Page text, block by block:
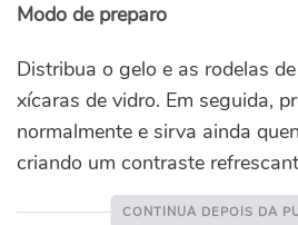
Modo de preparo
Distribua o gelo e as rodelas
xícaras de vidro. Em seguida,
normalmente e sirva ainda
criando um contraste